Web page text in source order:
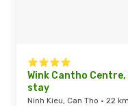
Wink Cantho
stay
Ninh Kieu, Can Tho · 22